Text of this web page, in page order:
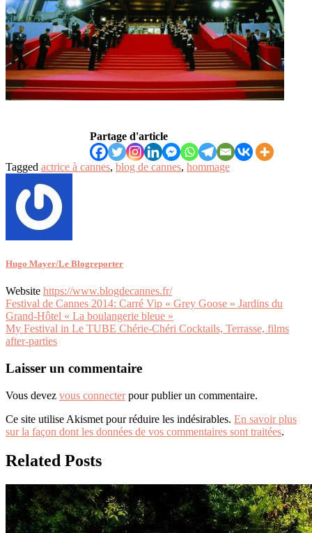
Partage d'article
Tagged actrice à cannes, blog de cannes, hommage
Hugo Mayer/Le Blogreporter
Website https://www.blogdecannes.fr/
Navigation
de
l’article
Festival de Cannes 2014: Carré Vip « Grey Goose » Jardins du
Grand-Hôtel « La boulangerie bleue »
My Festival in Le TUBE Chérie-Chéri Cocktails, Terrasse, films
after-parties
Laisser un commentaire
Vous devez vous connecterpour publier un commentaire.
Ce site utilise Akismet pour réduire les indésirables. En savoir plus
sur la façon dont les données de vos commentaires sont traitées.
Related Posts